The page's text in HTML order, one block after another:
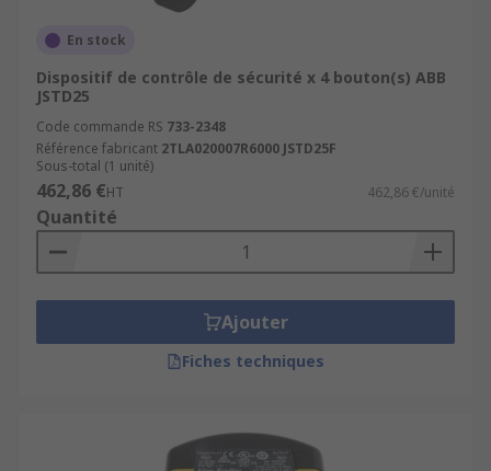
En stock
Dispositif de contrôle de sécurité x 4 bouton(s) ABB
JSTD25
Code commande RS 733-2348
Référence fabricant 2TLA020007R6000 JSTD25F
Sous-total (1 unité)
462,86 €HT 462,86 €/unité
Quantité
Ajouter
Fiches techniques